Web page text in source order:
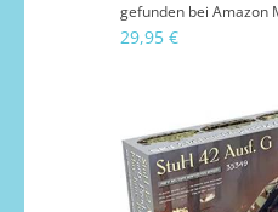
gefunden bei Amazon
29,95 €